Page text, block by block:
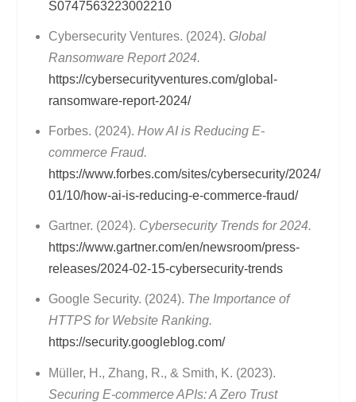
S0747563223002210
Cybersecurity Ventures. (2024). Global
Ransomware Report 2024.
https://cybersecurityventures.com/global-
ransomware-report-2024/
Forbes. (2024). How AI is Reducing E-
commerce Fraud.
https://www.forbes.com/sites/cybersecurity/2024/
01/10/how-ai-is-reducing-e-commerce-fraud/
Gartner. (2024). Cybersecurity Trends for 2024.
https://www.gartner.com/en/newsroom/press-
releases/2024-02-15-cybersecurity-trends
Google Security. (2024). The Importance of
HTTPS for Website Ranking.
https://security.googleblog.com/
Müller, H., Zhang, R., & Smith, K. (2023).
Securing E-commerce APIs: A Zero Trust